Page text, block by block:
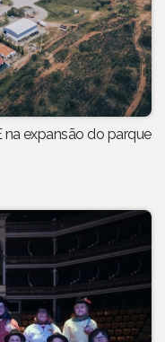
na expansão do parque